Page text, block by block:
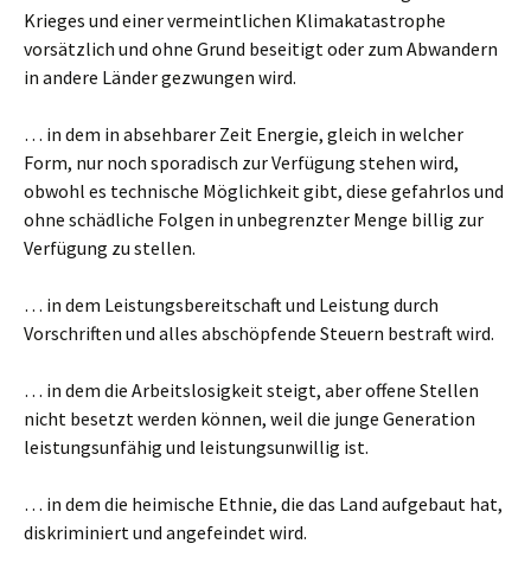
Krieges und einer vermeintlichen Klimakatastrophe
vorsätzlich und ohne Grund beseitigt oder zum Abwandern
in andere Länder gezwungen wird.
… in dem in absehbarer Zeit Energie, gleich in welcher
Form, nur noch sporadisch zur Verfügung stehen wird,
obwohl es technische Möglichkeit gibt, diese gefahrlos und
ohne schädliche Folgen in unbegrenzter Menge billig zur
Verfügung zu stellen.
… in dem Leistungsbereitschaft und Leistung durch
Vorschriften und alles abschöpfende Steuern bestraft wird.
… in dem die Arbeitslosigkeit steigt, aber offene Stellen
nicht besetzt werden können, weil die junge Generation
leistungsunfähig und leistungsunwillig ist.
… in dem die heimische Ethnie, die das Land aufgebaut hat,
diskriminiert und angefeindet wird.